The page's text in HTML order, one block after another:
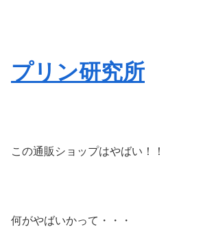
プリン研究所
この通販ショップはやばい！！
何がやばいかって・・・